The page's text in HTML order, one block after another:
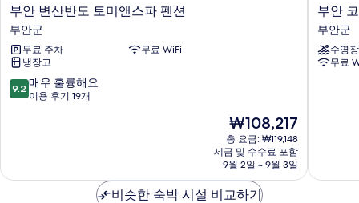
부
안
변
산
반
도
토
션
부안 변산반도 토미앤스파 펜션
부안군
무료 주차
무료 WiFi
냉장고
10
점
매
9.2 매우 훌륭해요
이용 후기 19개
현
재
요
금
₩108,217
₩108,217
총 요금: ₩119,148
세금 및 수수료 포함
9월 2일 ~ 9월 3일
부
안
코
델
리
안
부안
부안군
수영장
무료
비슷한 숙박 시설 비교하기